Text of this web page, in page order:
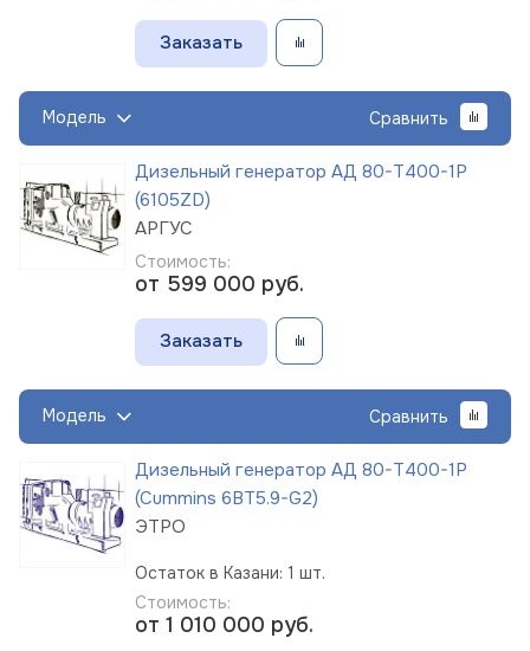
Заказать
Модель Сравнить
Дизельный генератор АД 80-Т400-1Р
(6105ZD)
АРГУС
Стоимость:
от 599 000 руб.
Заказать
Модель Сравнить
Дизельный генератор АД 80-Т400-1Р
(Cummins 6BT5.9-G2)
ЭТРО
Остаток в Казани: 1 шт.
Стоимость:
от 1 010 000 руб.